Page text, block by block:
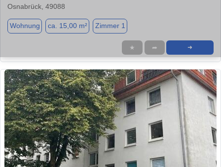
Osnabrück, 49088
Wohnung ca. 15,00 m² Zimmer 1
★ ➦ ➜